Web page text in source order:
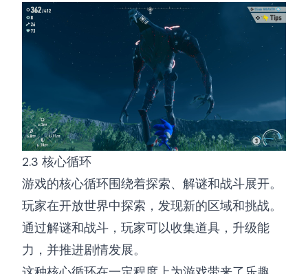
2.3 核心循环
游戏的核心循环围绕着探索、解谜和战斗展开。
玩家在开放世界中探索，发现新的区域和挑战。
通过解谜和战斗，玩家可以收集道具，升级能
力，并推进剧情发展。